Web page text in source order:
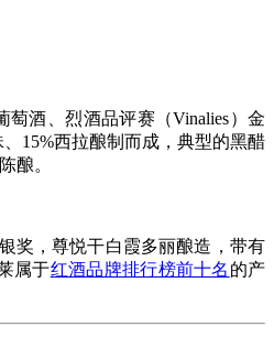
酒、烈酒品评赛（Vinalies）金
15%西拉酿制而成，典型的黑醋
酿。
奖，尊悦干白霞多丽酿造，带有
属于红酒品牌排行榜前十名 的产